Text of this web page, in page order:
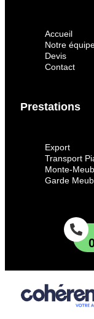
Accueil
Notre
Devis
Contact
Prestations
Export
Transport
Monte-
Garde